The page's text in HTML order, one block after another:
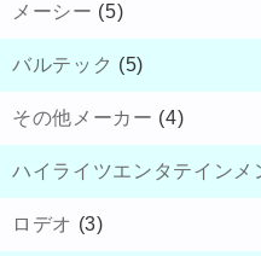
メーシー (5)
バルテック (5)
その他メーカー (4)
ハイライツエンタテインメ
ロデオ (3)